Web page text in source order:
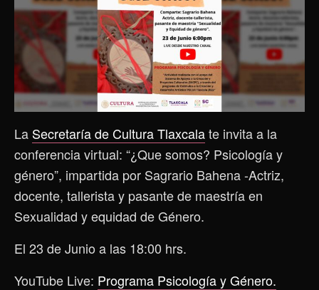
La Secretaría de Cultura Tlaxcalate invita a la
conferencia virtual: “¿Que somos? Psicología y
género”, impartida por Sagrario Bahena -Actriz,
docente, tallerista y pasante de maestría en
Sexualidad y equidad de Género.
El 23 de Junio a las 18:00 hrs.
YouTube Live: Programa Psicología y Género.